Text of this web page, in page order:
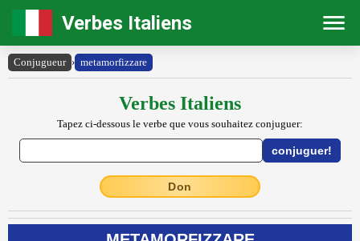
Verbes Italiens
Conjugueur › metamorfizzare
Verbes Italiens
Tapez ci-dessous le verbe que vous souhaitez conjuguer:
Don